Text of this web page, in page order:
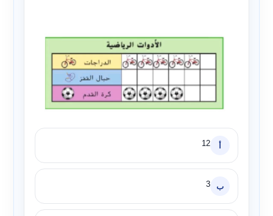
12
ب 3